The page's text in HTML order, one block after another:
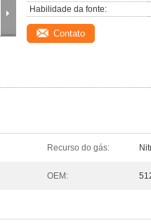
Habilidade da fonte:
Contato
Recurso do gás:
OEM: